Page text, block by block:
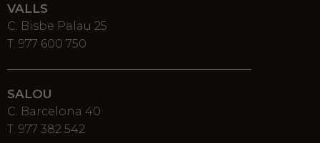
VALLS
C. Bisbe Palau 25
T. 977 600 750
SALOU
C. Barcelona 40
T. 977 382 542